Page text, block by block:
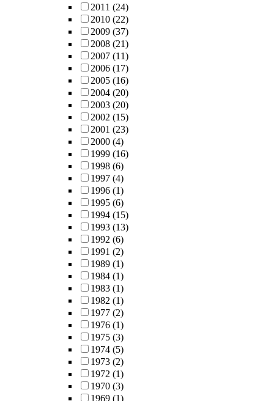
2011 (24)
2010 (22)
2009 (37)
2008 (21)
2007 (11)
2006 (17)
2005 (16)
2004 (20)
2003 (20)
2002 (15)
2001 (23)
2000 (4)
1999 (16)
1998 (6)
1997 (4)
1996 (1)
1995 (6)
1994 (15)
1993 (13)
1992 (6)
1991 (2)
1989 (1)
1984 (1)
1983 (1)
1982 (1)
1977 (2)
1976 (1)
1975 (3)
1974 (5)
1973 (2)
1972 (1)
1970 (3)
1969 (1)